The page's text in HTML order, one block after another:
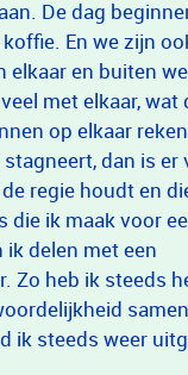
De dag
En we zijn
elkaar en buiten
met elkaar, wat
op elkaar
dan is er
regie houdt en
die ik maak voor
ik delen met een
Zo heb ik steeds
ik steeds weer